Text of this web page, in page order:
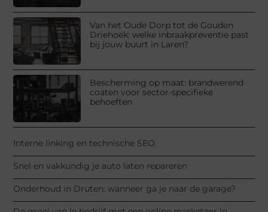
Van het Oude Dorp tot de Gouden
Driehoek: welke inbraakpreventie past
bij jouw buurt in Laren?
Bescherming op maat: brandwerend
coaten voor sector-specifieke
behoeften
Interne linking en technische SEO
Snel en vakkundig je auto laten repareren
Onderhoud in Druten: wanneer ga je naar de garage?